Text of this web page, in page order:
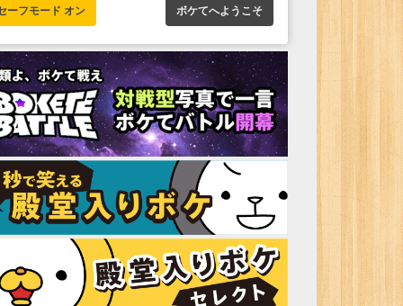
ーフモード オン ボケてへようこそ